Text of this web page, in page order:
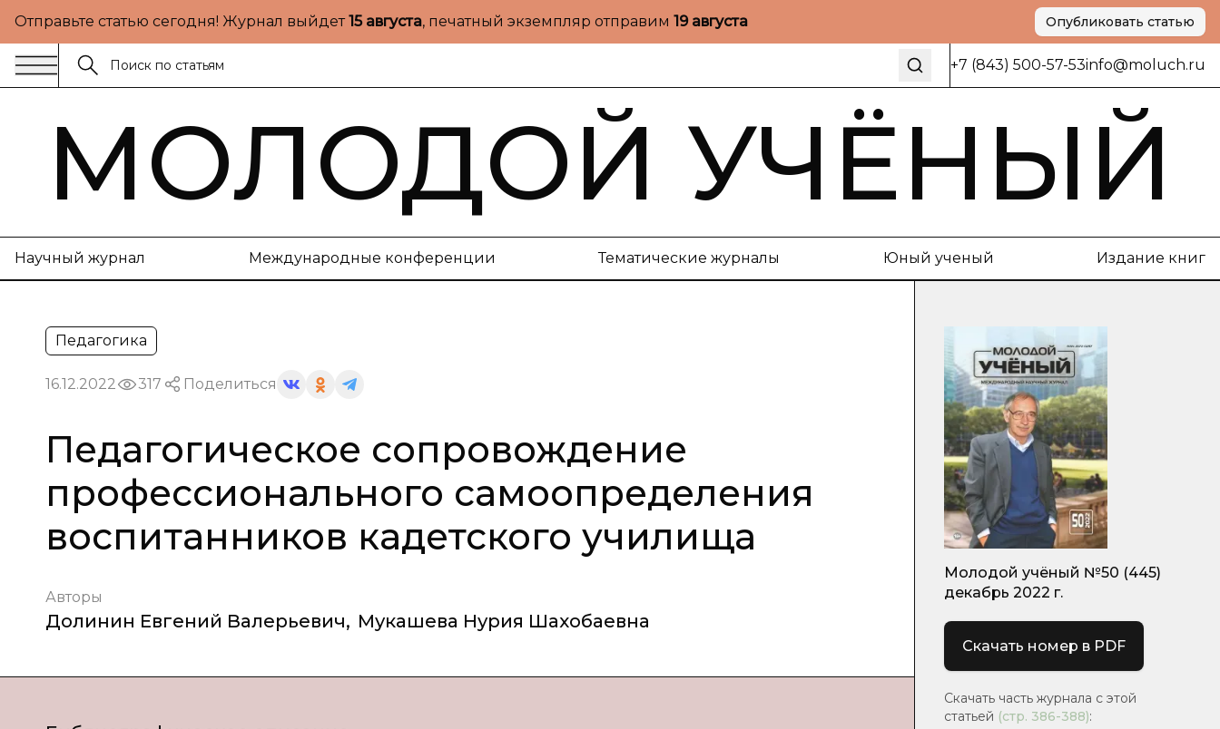
Отправьте статью сегодня! Журнал выйдет15 августа, печатный экземпляр отправим 19 августа Опубликовать статью
+7 (843) 500-57-53info@moluch.ru
МОЛОДОЙ УЧЁНЫЙ
Научный журнал Международные конференции Тематические журналы Юный ученый Издание книг
Педагогика
16.12.2022 317 Поделиться
Педагогическое сопровождение
профессионального самоопределения
воспитанников кадетского училища
Авторы
Долинин Евгений Валерьевич, Мукашева Нурия Шахобаевна
Молодой учёный №50 (445)
декабрь 2022 г.
Скачать номер в PDF
Скачать часть журнала с этой
статьей (стр. 386-388):